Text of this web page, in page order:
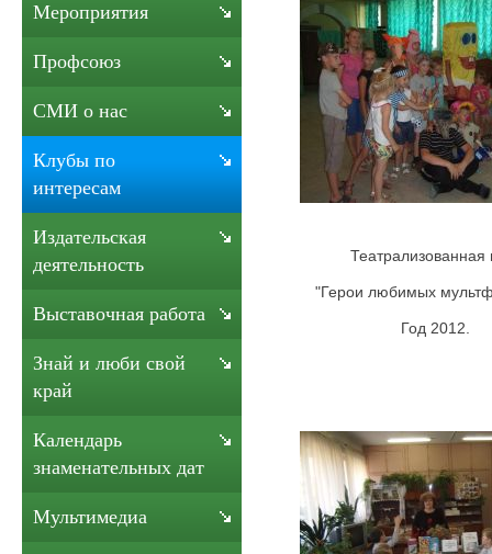
Театрализованная
"Герои любимых
Год 2012.
Мероприятия
Профсоюз
СМИ о нас
Клубы по
интересам
Издательская
деятельность
Выставочная работа
Знай и люби свой
край
Календарь
знаменательных дат
Мультимедиа